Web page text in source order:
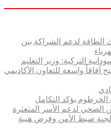
لدعم الشراكة بين
التركية: وزير التعليم
آفاقاً واسعة للتعاون الأكاديمي
الخرطوم يؤكد التكامل
الصحي لدعم الأسر المتعثرة
لجنة ضبط الأمن وفرض هيبة